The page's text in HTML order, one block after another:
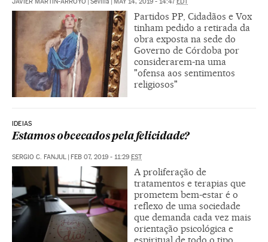
Partidos PP, Cidadãos e Vox
tinham pedido a retirada da
obra exposta na sede do
Governo de Córdoba por
considerarem-na uma
"ofensa aos sentimentos
religiosos"
IDEIAS
Estamos obcecados pela felicidade?
SERGIO C. FANJUL FEB 07, 2019 - 11:29 EST
A proliferação de
tratamentos e terapias que
prometem bem-estar é o
reflexo de uma sociedade
que demanda cada vez mais
orientação psicológica e